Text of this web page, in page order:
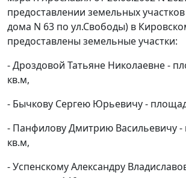
предоставлении земельных
дома N 63 по ул.Свободы) в
предоставлены земельные участки:
- Дроздовой Татьяне Николаевне -
кв.м,
- Бычкову Сергею Юрьевичу -
- Панфилову Дмитрию Васильевичу
кв.м,
- Успенскому Александру